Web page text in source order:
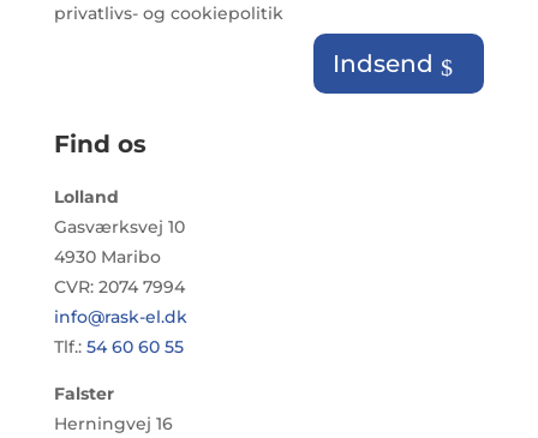
privatlivs- og cookiepolitik
Indsend
Find os
Lolland
Gasværksvej 10
4930 Maribo
CVR: 2074 7994
info@rask-el.dk
Tlf.: 54 60 60 55
Falster
Herningvej 16